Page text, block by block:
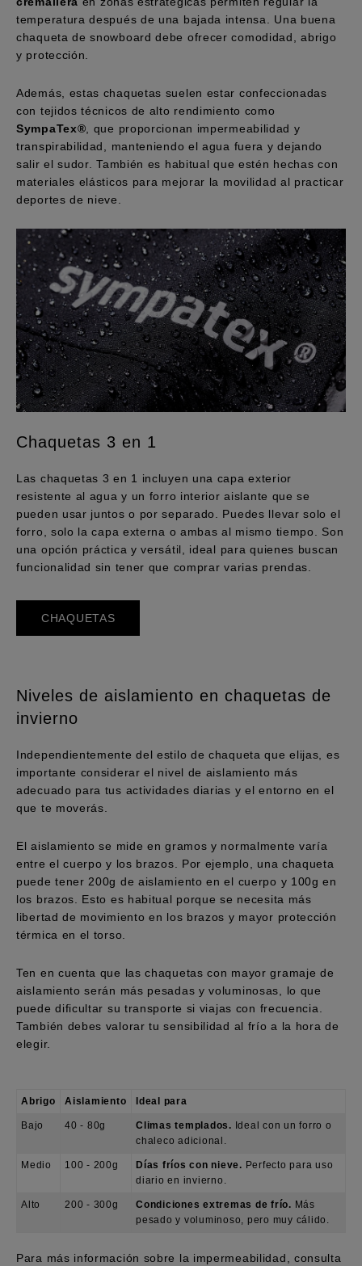
temperatura después de una bajada intensa. Una buena
chaqueta de snowboard debe ofrecer comodidad, abrigo
y protección.
Además, estas chaquetas suelen estar confeccionadas
con tejidos técnicos de alto rendimiento como
SympaTex® , que proporcionan impermeabilidad y
transpirabilidad, manteniendo el agua fuera y dejando
salir el sudor. También es habitual que estén hechas con
materiales elásticos para mejorar la movilidad al practicar
deportes de nieve.
Chaquetas 3 en 1
Las chaquetas 3 en 1 incluyen una capa exterior
resistente al agua y un forro interior aislante que se
pueden usar juntos o por separado. Puedes llevar solo el
forro, solo la capa externa o ambas al mismo tiempo. Son
una opción práctica y versátil, ideal para quienes buscan
funcionalidad sin tener que comprar varias prendas.
CHAQUETAS
Niveles de aislamiento en chaquetas de
invierno
Independientemente del estilo de chaqueta que elijas, es
importante considerar el nivel de aislamiento más
adecuado para tus actividades diarias y el entorno en el
que te moverás.
El aislamiento se mide en gramos y normalmente varía
entre el cuerpo y los brazos. Por ejemplo, una chaqueta
puede tener 200g de aislamiento en el cuerpo y 100g en
los brazos. Esto es habitual porque se necesita más
libertad de movimiento en los brazos y mayor protección
térmica en el torso.
Ten en cuenta que las chaquetas con mayor gramaje de
aislamiento serán más pesadas y voluminosas, lo que
puede dificultar su transporte si viajas con frecuencia.
También debes valorar tu sensibilidad al frío a la hora de
elegir.
Abrigo Aislamiento Ideal para
Bajo 40 - 80g Climas templados. Ideal con un forro o
chaleco adicional.
Medio 100 - 200g Días fríos con nieve. Perfecto para uso
diario en invierno.
Alto 200 - 300g Condiciones extremas de frío. Más
pesado y voluminoso, pero muy cálido.
Para más información sobre la impermeabilidad, consulta